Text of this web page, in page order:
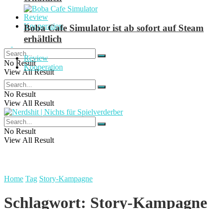
Review
Kooperation
No Result
View All Result
Boba Cafe Simulator ist ab sofort auf Steam
erhältlich
Review
Kooperation
No Result
View All Result
No Result
View All Result
Home Tag Story-Kampagne
Schlagwort: Story-Kampagne